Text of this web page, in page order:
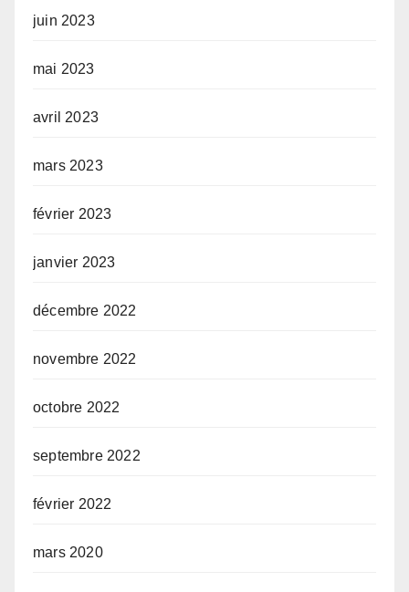
juin 2023
mai 2023
avril 2023
mars 2023
février 2023
janvier 2023
décembre 2022
novembre 2022
octobre 2022
septembre 2022
février 2022
mars 2020